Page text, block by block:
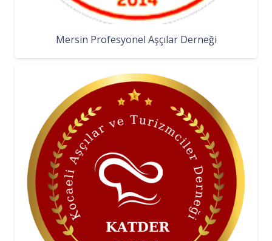
Mersin Profesyonel Aşçılar Derneği